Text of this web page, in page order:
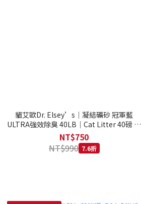
貓艾歐Dr. Elsey’s｜凝結礦砂 冠軍藍
ULTRA強效除臭 40LB｜Cat Litter 40磅 貓
砂 凝結礦砂 美國 艾爾博士
NT$750
NT$990 7.6折